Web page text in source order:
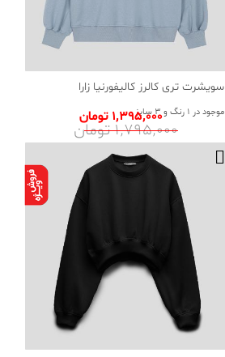
سویشرت تری کالرز کالیفورنیا زارا
موجود در 1 رنگ و 3 سایز
1٬795٬000 تومان
1٬395٬000 تومان